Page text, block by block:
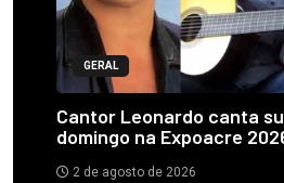
GERAL
Cantor Leonardo canta
domingo na Expoacre
2 de agosto de 2026